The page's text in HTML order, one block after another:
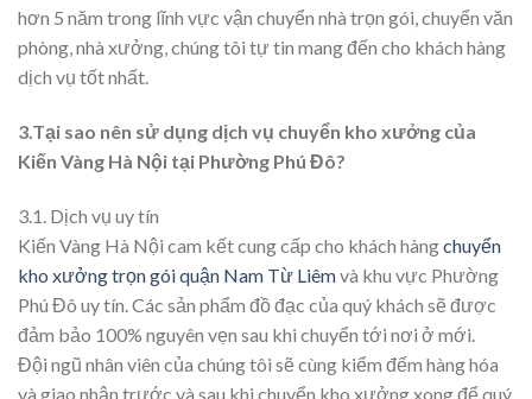
hơn 5 năm trong lĩnh vực vận chuyển nhà trọn gói, chuyển văn
phòng, nhà xưởng, chúng tôi tự tin mang đến cho khách hàng
dịch vụ tốt nhất.
3.Tại sao nên sử dụng dịch vụ chuyển kho xưởng của
Kiến Vàng Hà Nội tại Phường Phú Đô?
3.1. Dịch vụ uy tín
Kiến Vàng Hà Nội cam kết cung cấp cho khách hàngchuyển
kho xưởng trọn gói quận Nam Từ Liêmvà khu vực Phường
Phú Đô uy tín. Các sản phẩm đồ đạc của quý khách sẽ được
đảm bảo 100% nguyên vẹn sau khi chuyển tới nơi ở mới.
Đội ngũ nhân viên của chúng tôi sẽ cùng kiểm đếm hàng hóa
và giao nhận trước và sau khi chuyển kho xưởng xong để quý